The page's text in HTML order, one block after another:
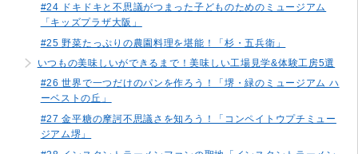
#24 ドキドキと不思議がつまった子どものためのミュージアム
「キッズプラザ大阪」
#25 野菜たっぷりの農園料理を堪能！「杉・五兵衛」
いつもの美味しいができるまで！美味しい工場見学&体験工房5選
#26 世界で一つだけのパンを作ろう！「堺・緑のミュージアム ハ
ーベストの丘」
#27 金平糖の摩訶不思議さを知ろう！「コンペイトウプチミュー
ジアム堺」